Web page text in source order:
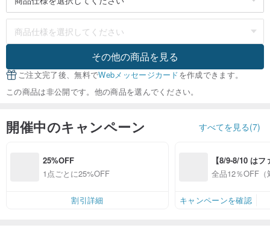
その他の商品を見る
ご注文完了後、無料でWebメッセージカードを作成できます。
この商品は非公開です。他の商品を選んでください。
開催中のキャンペーン すべてを見る(7)
25%OFF
1点ごとに25%OFF
割引詳細
【8/9-8/10 は
員感謝デー】対
プ全品12%OFF
全品12％OFF（
キャンペーンを確認